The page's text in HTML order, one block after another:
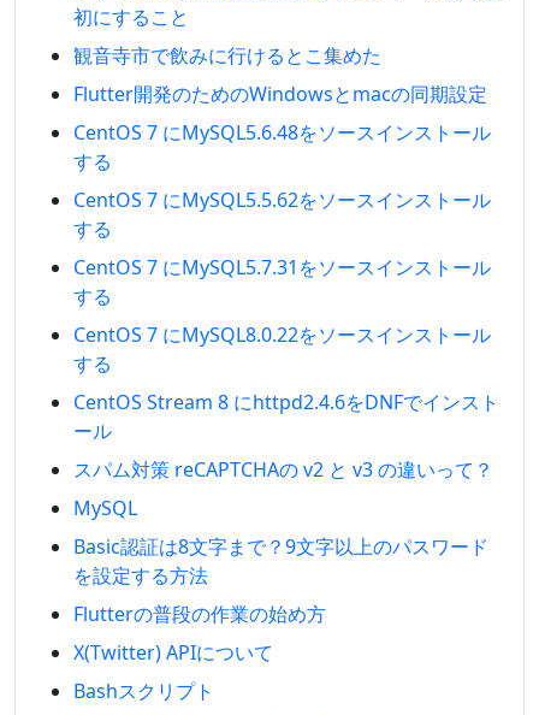
初にすること
観音寺市で飲みに行けるとこ集めた
Flutter開発のためのWindowsとmacの同期設定
CentOS 7 にMySQL5.6.48をソースインストール
する
CentOS 7 にMySQL5.5.62をソースインストール
する
CentOS 7 にMySQL5.7.31をソースインストール
する
CentOS 7 にMySQL8.0.22をソースインストール
する
CentOS Stream 8 にhttpd2.4.6をDNFでインスト
ール
スパム対策 reCAPTCHAの v2 と v3 の違いって？
MySQL
Basic認証は8文字まで？9文字以上のパスワード
を設定する方法
Flutterの普段の作業の始め方
X(Twitter) APIについて
Bashスクリプト